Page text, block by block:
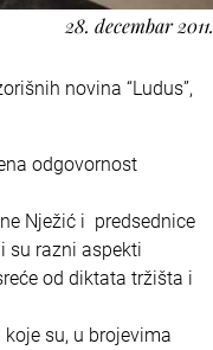
28. decembar 2011.
novina “Ludus”,
odgovornost
Nježić i predsednice
su razni aspekti
od diktata tržišta i
su, u brojevima